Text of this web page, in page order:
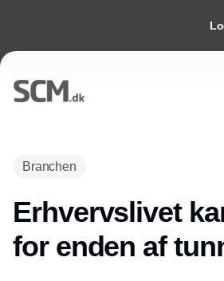
Branchen
Erhvervslivet
for enden af